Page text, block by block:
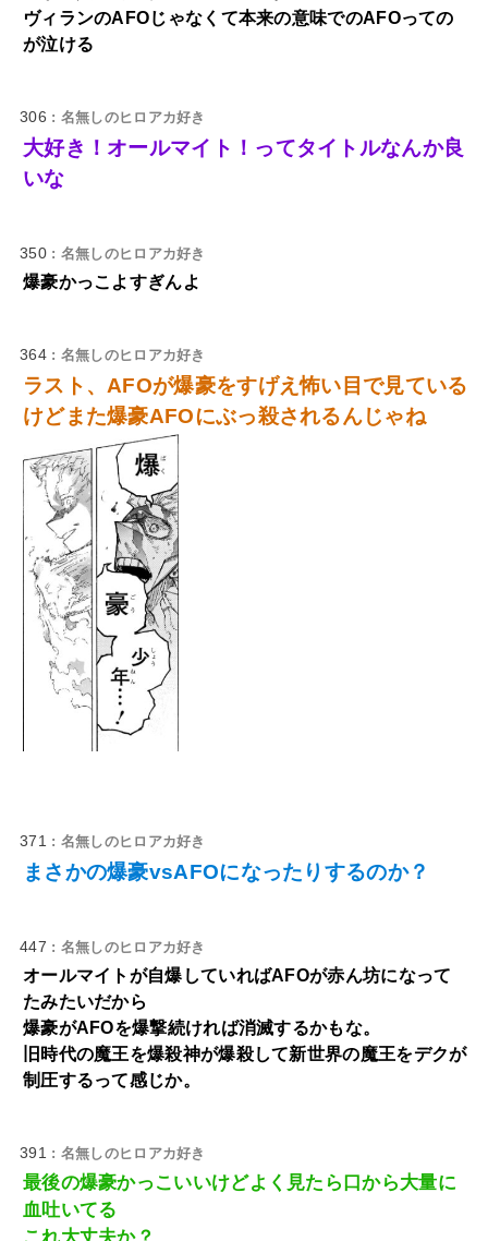
ヴィランのAFOじゃなくて本来の意味でのAFOっての
が泣ける
306 : 名無しのヒロアカ好き
大好き！オールマイト！ってタイトルなんか良
いな
350 : 名無しのヒロアカ好き
爆豪かっこよすぎんよ
364 : 名無しのヒロアカ好き
ラスト、AFOが爆豪をすげえ怖い目で見ている
けどまた爆豪AFOにぶっ殺されるんじゃね
371 : 名無しのヒロアカ好き
まさかの爆豪vsAFOになったりするのか？
447 : 名無しのヒロアカ好き
オールマイトが自爆していればAFOが赤ん坊になって
たみたいだから
爆豪がAFOを爆撃続ければ消滅するかもな。
旧時代の魔王を爆殺神が爆殺して新世界の魔王をデクが
制圧するって感じか。
391 : 名無しのヒロアカ好き
最後の爆豪かっこいいけどよく見たら口から大量に
血吐いてる